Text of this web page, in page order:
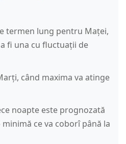
termen lung pentru Maței,
fi una cu fluctuații de
când maxima va atinge
noapte este prognozată
ce va coborî până la